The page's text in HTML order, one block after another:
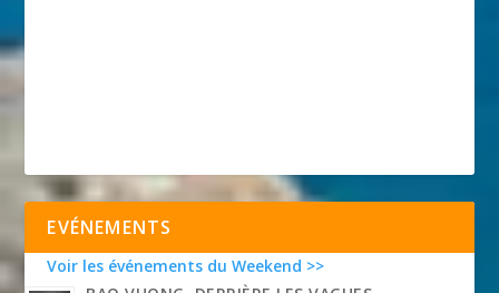
EVÉNEMENTS
Voir les événements du Weekend >>